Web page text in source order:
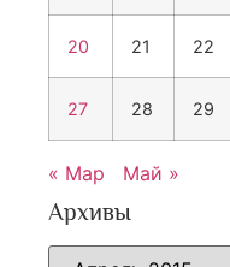
20 21 22
27 28 29
« Мар Май »
Архивы